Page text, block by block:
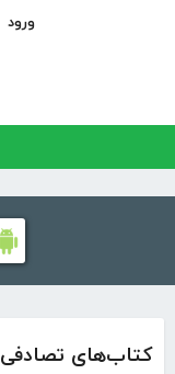
ورود
کتاب‌های تصادفی